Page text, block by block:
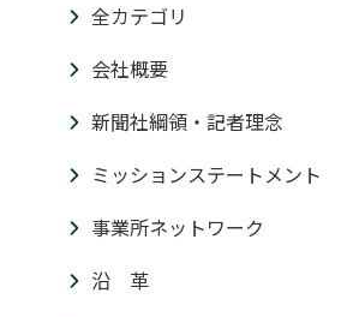
全カテゴリ
会社概要
新聞社綱領・記者理念
ミッションステートメント
事業所ネットワーク
沿 革